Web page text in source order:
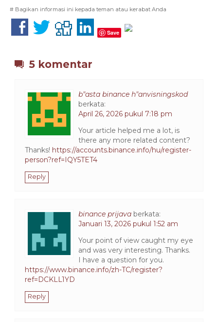
# Bagikan informasi ini kepada teman atau kerabat Anda
Save
5 komentar
b"asta binance h"anvisningskod
berkata:
April 26, 2026 pukul 7:18 pm
Your article helped me a lot, is
there any more related content?
Thanks! https://accounts.binance.info/hu/register-
person?ref=IQY5TET4
Reply
binance prijava berkata:
Januari 13, 2026 pukul 1:52 am
Your point of view caught my eye
and was very interesting. Thanks.
I have a question for you.
https://www.binance.info/zh-TC/register?
ref=DCKLL1YD
Reply